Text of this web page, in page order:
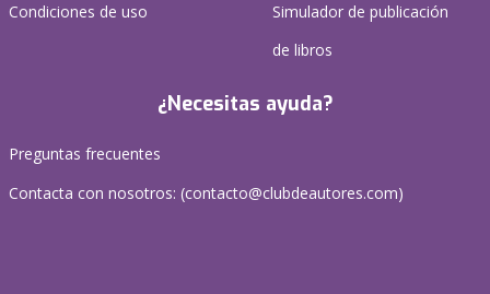
Condiciones de uso
Simulador de publicación
de libros
¿Necesitas ayuda?
Preguntas frecuentes
Contacta con nosotros: (contacto@clubdeautores.com)